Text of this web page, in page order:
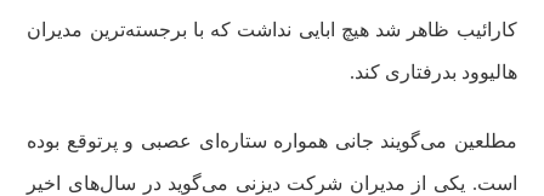
کارائیب ظاهر شد هیچ ابایی نداشت که با برجسته‌ترین مدیران
هالیوود بدرفتاری کند.
مطلعین می‌گویند جانی همواره ستاره‌ای عصبی و پرتوقع بوده
است. یکی از مدیران شرکت دیزنی می‌گوید در سال‌های اخیر